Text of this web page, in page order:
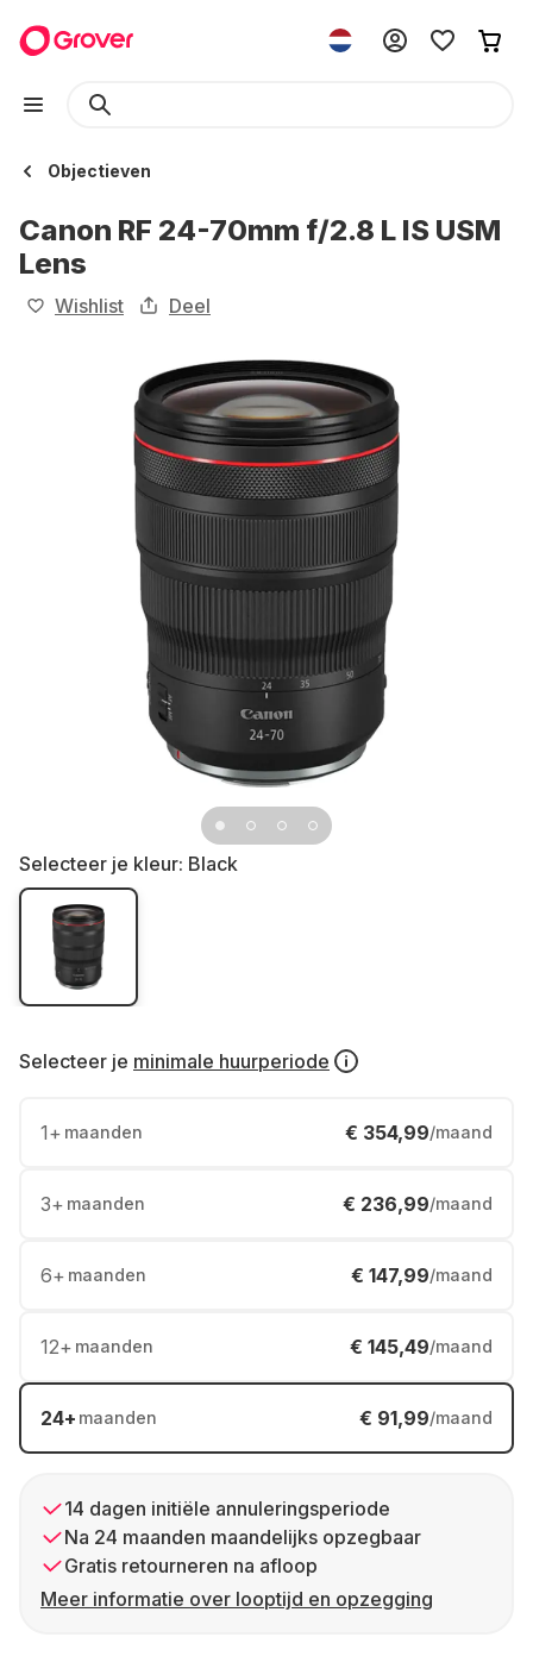
Objectieven
Canon RF 24-70mm f/2.8 L IS USM
Lens
Wishlist Deel
Selecteer je kleur: Black
Selecteer je minimale huurperiode
1+ maanden € 354,99/maand
3+ maanden € 236,99/maand
6+ maanden € 147,99/maand
12+ maanden € 145,49/maand
24+ maanden € 91,99/maand
14 dagen initiële annuleringsperiode
Na 24 maanden maandelijks opzegbaar
Gratis retourneren na afloop
Meer informatie over looptijd en opzegging